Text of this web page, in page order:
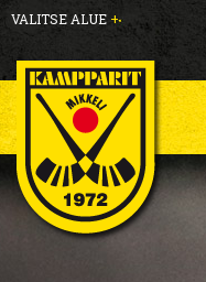
VALITSE ALUE +